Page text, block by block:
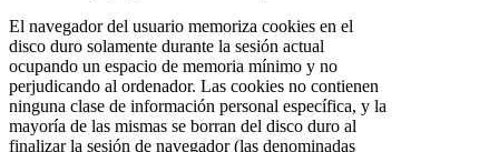
El navegador del usuario memoriza cookies en el
disco duro solamente durante la sesión actual
ocupando un espacio de memoria mínimo y no
perjudicando al ordenador. Las cookies no contienen
ninguna clase de información personal específica, y la
mayoría de las mismas se borran del disco duro al
finalizar la sesión de navegador (las denominadas